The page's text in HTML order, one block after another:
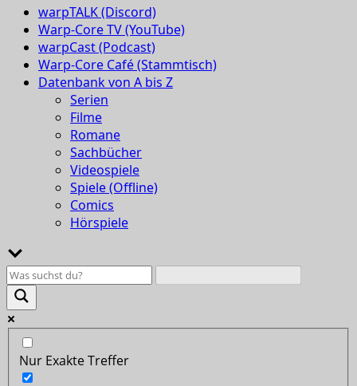
warpTALK (Discord)
Warp-Core TV (YouTube)
warpCast (Podcast)
Warp-Core Café (Stammtisch)
Datenbank von A bis Z
Serien
Filme
Romane
Sachbücher
Videospiele
Spiele (Offline)
Comics
Hörspiele
Nur Exakte Treffer